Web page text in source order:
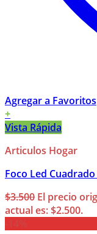
Agregar a Favoritos
+
Vista Rápida
Articulos Hogar
Foco Led
$3.500 El precio
actual es: $2.500.